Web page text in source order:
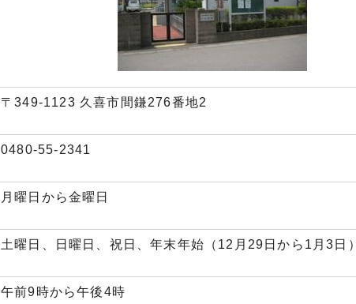
〒349-1123 久喜市間鎌276番地2
0480-55-2341
月曜日から金曜日
土曜日、日曜日、祝日、年末年始（12月29日から1月3日）
午前9時から午後4時